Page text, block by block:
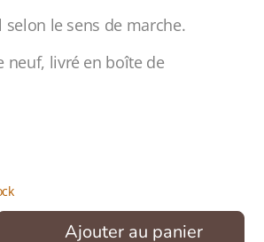
selon le sens de marche.
neuf, livré en boîte de
Ajouter au panier